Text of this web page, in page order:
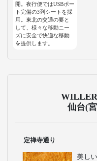
開。夜行便ではUSBポー
ト完備の3列シートを採
用。東北の交通の要と
して、様々な移動ニー
ズに安全で快適な移動
を提供します。
WILLER
仙台(
定禅寺通り
美し